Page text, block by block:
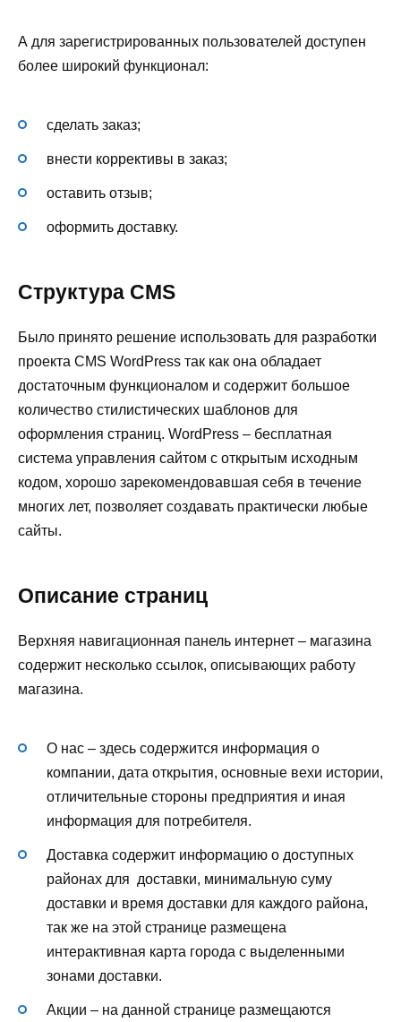
А для зарегистрированных пользователей доступен
более широкий функционал:
сделать заказ;
внести коррективы в заказ;
оставить отзыв;
оформить доставку.
Структура CMS
Было принято решение использовать для разработки
проекта CMS WordPress так как она обладает
достаточным функционалом и содержит большое
количество стилистических шаблонов для
оформления страниц. WordPress – бесплатная
система управления сайтом с открытым исходным
кодом, хорошо зарекомендовавшая себя в течение
многих лет, позволяет создавать практически любые
сайты.
Описание страниц
Верхняя навигационная панель интернет – магазина
содержит несколько ссылок, описывающих работу
магазина.
О нас – здесь содержится информация о
компании, дата открытия, основные вехи истории,
отличительные стороны предприятия и иная
информация для потребителя.
Доставка содержит информацию о доступных
районах для доставки, минимальную суму
доставки и время доставки для каждого района,
так же на этой странице размещена
интерактивная карта города с выделенными
зонами доставки.
Акции – на данной странице размещаются